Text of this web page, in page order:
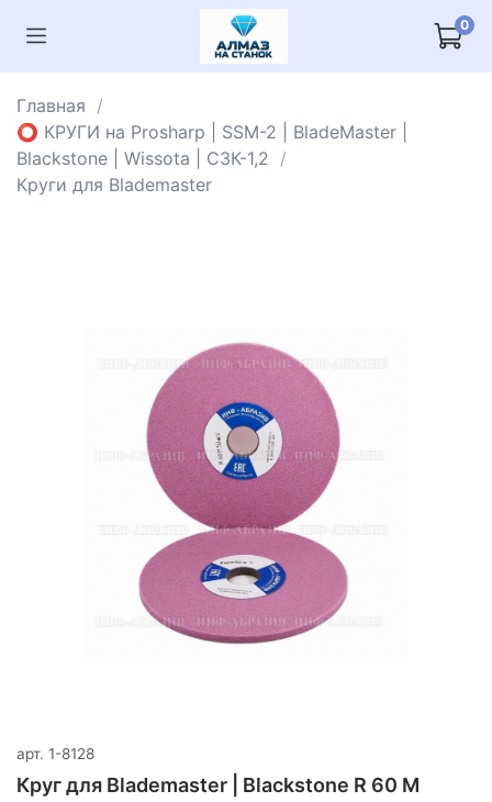
0
Главная
⭕️ КРУГИ на Prosharp | SSM-2 | BladeMaster |
Blackstone | Wissota | СЗК-1,2
Круги для Blademaster
арт. 1-8128
Круг для Blademaster | Blackstone R 60 M